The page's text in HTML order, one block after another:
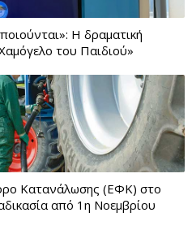
Η δραματική
του Παιδιού»
Κατανάλωσης (ΕΦΚ) στο
από 1η Νοεμβρίου